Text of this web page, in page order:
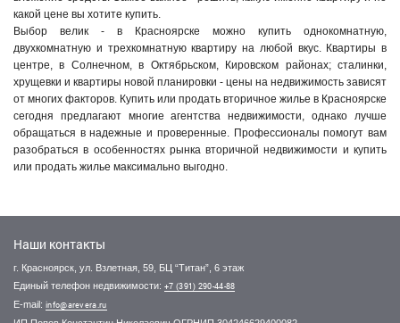
какой цене вы хотите купить.
Выбор велик - в Красноярске можно купить однокомнатную,
двухкомнатную и трехкомнатную квартиру на любой вкус. Квартиры в
центре, в Солнечном, в Октябрьском, Кировском районах; сталинки,
хрущевки и квартиры новой планировки - цены на недвижимость зависят
от многих факторов. Купить или продать вторичное жилье в Красноярске
сегодня предлагают многие агентства недвижимости, однако лучше
обращаться в надежные и проверенные. Профессионалы помогут вам
разобраться в особенностях рынка вторичной недвижимости и купить
или продать жилье максимально выгодно.
Наши контакты
г. Красноярск, ул. Взлетная, 59, БЦ “Титан”, 6 этаж
Единый телефон недвижимости: +7 (391) 290-44-88
E-mail: info@arevera.ru